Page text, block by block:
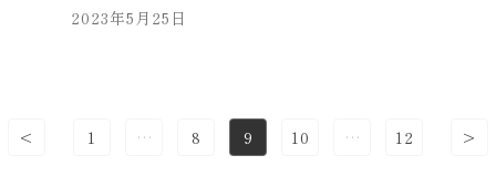
目当てに買いに行きました。 本当にカラフルで
色サイズをTELにて、在庫確認しておきまし
た。 あまり物欲は無いのですが、 スニーカー
だけは別物でした（笑） 昔からJordanのブル
2023年5月25日
< Page
1 … Page
8 Page
9 Page
10 … Page
12 >